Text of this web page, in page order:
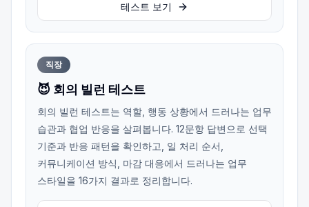
테스트 보기
직장
😈 회의 빌런 테스트
회의 빌런 테스트는 역할, 행동 상황에서 드러나는 업무
습관과 협업 반응을 살펴봅니다. 12문항 답변으로 선택
기준과 반응 패턴을 확인하고, 일 처리 순서,
커뮤니케이션 방식, 마감 대응에서 드러나는 업무
스타일을 16가지 결과로 정리합니다.